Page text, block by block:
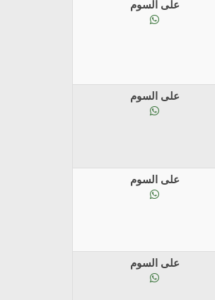
على السوم
على السوم
على السوم
على السوم